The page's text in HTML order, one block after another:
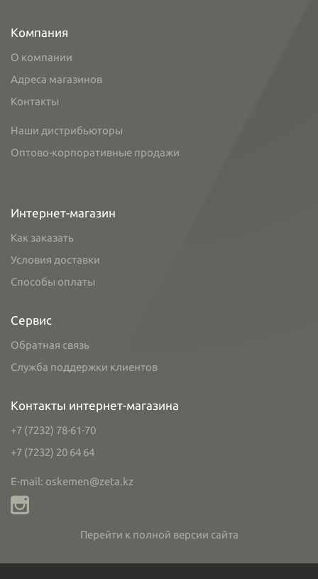
Компания
О компании
Адреса магазинов
Контакты
Наши дистрибьюторы
Оптово-корпоративные продажи
Интернет-магазин
Как заказать
Условия доставки
Способы оплаты
Сервис
Обратная связь
Служба поддержки клиентов
Контакты интернет-магазина
+7 (7232) 78-61-70
+7 (7232) 20 64 64
E-mail: oskemen@zeta.kz
Перейти к полной версии сайта